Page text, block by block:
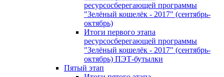
ресурсосберегающей программы
"Зелёный кошелёк - 2017" (сентябрь-
октябрь)
Итоги первого этапа
ресурсосберегающей программы
"Зелёный кошелёк - 2017" (сентябрь-
октябрь) ПЭТ-бутылки
Пятый этап